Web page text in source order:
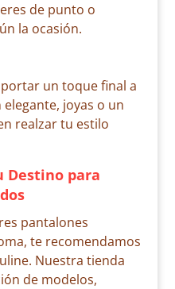
de punto o
la ocasión.
un toque final a
joyas o un
realzar tu estilo
Destino para
pantalones
te recomendamos
Nuestra tienda
de modelos,